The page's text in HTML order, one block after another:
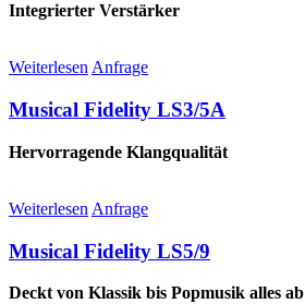
Integrierter Verstärker
WeiterlesenAnfrage
Musical Fidelity LS3/5A
Hervorragende Klangqualität
Weiterlesen Anfrage
Musical Fidelity LS5/9
Deckt von Klassik bis Popmusik alles ab